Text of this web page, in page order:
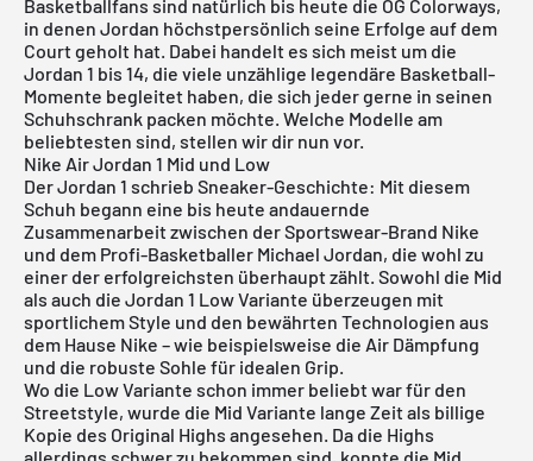
Basketballfans sind natürlich bis heute die OG Colorways,
in denen Jordan höchstpersönlich seine Erfolge auf dem
Court geholt hat. Dabei handelt es sich meist um die
Jordan 1 bis 14, die viele unzählige legendäre Basketball-
Momente begleitet haben, die sich jeder gerne in seinen
Schuhschrank packen möchte. Welche Modelle am
beliebtesten sind, stellen wir dir nun vor.
Nike Air Jordan 1 Mid und Low
Der Jordan 1 schrieb Sneaker-Geschichte: Mit diesem
Schuh begann eine bis heute andauernde
Zusammenarbeit zwischen der Sportswear-Brand Nike
und dem Profi-Basketballer Michael Jordan, die wohl zu
einer der erfolgreichsten überhaupt zählt. Sowohl die Mid
als auch die Jordan 1 LowVariante überzeugen mit
sportlichem Style und den bewährten Technologien aus
dem Hause Nike – wie beispielsweise die Air Dämpfung
und die robuste Sohle für idealen Grip.
Wo die Low Variante schon immer beliebt war für den
Streetstyle, wurde die Mid Variante lange Zeit als billige
Kopie des Original Highs angesehen. Da die Highs